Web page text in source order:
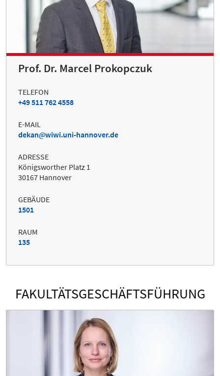
Prof. Dr. Marcel Prokopczuk
TELEFON
+49 511 762 4558
E-MAIL
dekan
wiwi.uni-hannover.de
ADRESSE
Königsworther Platz 1
30167 Hannover
GEBÄUDE
1501
RAUM
135
FAKULTÄTSGESCHÄFTSFÜHRUNG